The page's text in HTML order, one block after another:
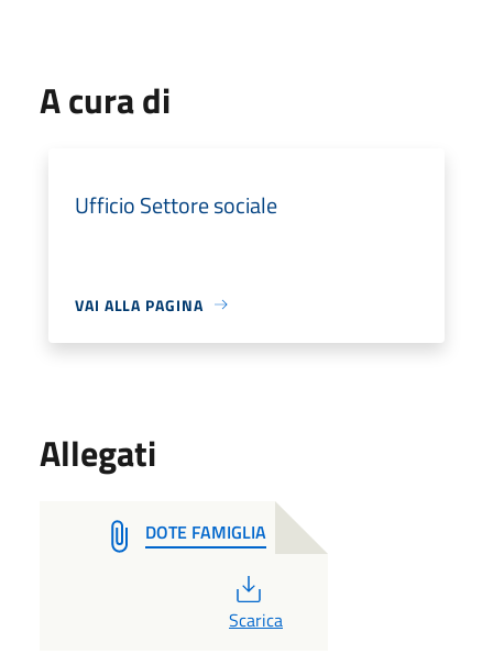
A cura di
Ufficio Settore sociale
VAI ALLA PAGINA
Allegati
DOTE FAMIGLIA
PDF
Scarica